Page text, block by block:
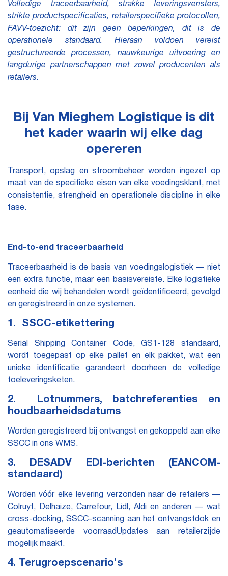
Volledige traceerbaarheid, strakke leveringsvensters,
strikte productspecificaties, retailerspecifieke protocollen,
FAVV-toezicht: dit zijn geen beperkingen, dit is de
operationele standaard. Hieraan voldoen vereist
gestructureerde processen, nauwkeurige uitvoering en
langdurige partnerschappen met zowel producenten als
retailers.
Bij Van Mieghem Logistique is dit
het kader waarin wij elke dag
opereren
Transport, opslag en stroombeheer worden ingezet op
maat van de specifieke eisen van elke voedingsklant, met
consistentie, strengheid en operationele discipline in elke
fase.
End-to-end traceerbaarheid
Traceerbaarheid is de basis van voedingslogistiek — niet
een extra functie, maar een basisvereiste. Elke logistieke
eenheid die wij behandelen wordt geïdentificeerd, gevolgd
en geregistreerd in onze systemen.
1. SSCC-etikettering
Serial Shipping Container Code, GS1-128 standaard,
wordt toegepast op elke pallet en elk pakket, wat een
unieke identificatie garandeert doorheen de volledige
toeleveringsketen.
2. Lotnummers, batchreferenties en
houdbaarheidsdatums
Worden geregistreerd bij ontvangst en gekoppeld aan elke
SSCC in ons WMS.
3. DESADV EDI-berichten (EANCOM-
standaard)
Worden vóór elke levering verzonden naar de retailers —
Colruyt, Delhaize, Carrefour, Lidl, Aldi en anderen — wat
cross-docking, SSCC-scanning aan het ontvangstdok en
geautomatiseerde voorraadUpdates aan retailerzijde
mogelijk maakt.
4. Terugroepscenario's